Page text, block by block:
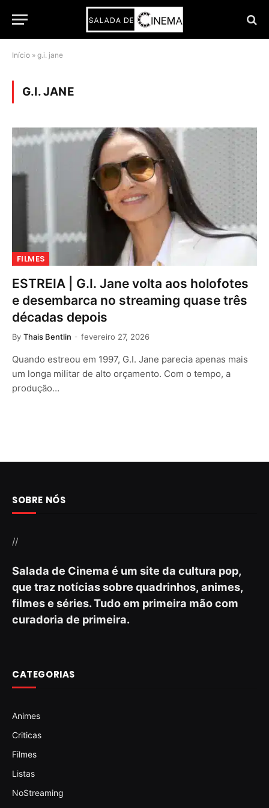
Início » g.i. jane
G.I. JANE
FILMES
ESTREIA | G.I. Jane volta aos holofotes
e desembarca no streaming quase três
décadas depois
By Thais Bentlin fevereiro 27, 2026
Quando estreou em 1997, G.I. Jane parecia apenas mais
um longa militar de alto orçamento. Com o tempo, a
produção…
SOBRE NÓS
//
Salada de Cinema é um site da cultura pop,
que traz notícias sobre quadrinhos, animes,
filmes e séries. Tudo em primeira mão com
curadoria de primeira.
CATEGORIAS
Animes
Criticas
Filmes
Listas
NoStreaming